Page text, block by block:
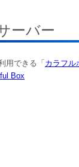
ーバー
用できる「 カラフル